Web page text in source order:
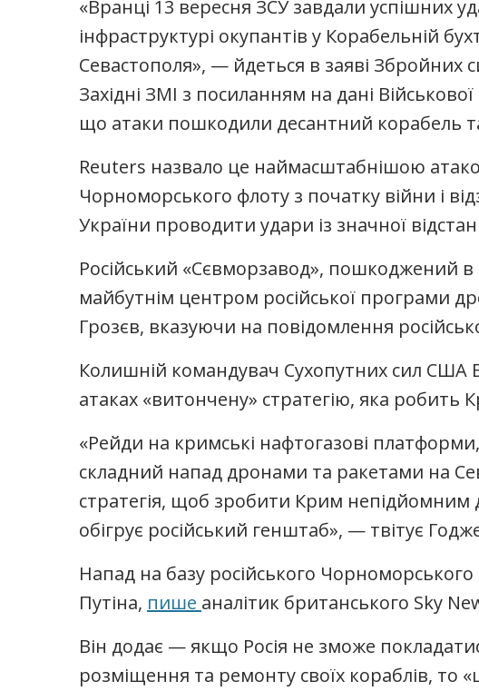
«Вранці 13 вересня ЗСУ завдали успішних
інфраструктурі окупантів у Корабельній
Севастополя», — йдеться в заяві Збройних
Західні ЗМІ з посиланням на дані
що атаки пошкодили десантний корабель
Reuters назвало це наймасштабнішою
Чорноморського флоту з початку війни і
України проводити удари із значної
Російський «Сєвморзавод», пошкоджений в
майбутнім центром російської програми
Грозєв, вказуючи на повідомлення
Колишній командувач Сухопутних сил США
атаках «витончену» стратегію, яка
«Рейди на кримські нафтогазові
складний напад дронами та ракетами на
стратегія, щоб зробити Крим непідйомним
обігрує російський генштаб», — твітує
Напад на базу російського
Путіна, пише аналітик британського Sky
Він додає — якщо Росія не зможе
розміщення та ремонту своїх кораблів, то